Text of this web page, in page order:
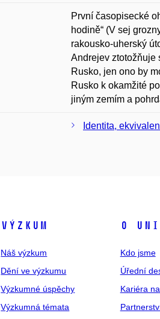
První časopisecké
hodině“ (V sej
rakousko-uherský
Andrejev ztotožňuje
Rusko, jen ono by
Rusko k okamžité
jiným zemím a
Identita,
Výzkum
Náš výzkum
Dění ve výzkumu
Výzkumné úspěchy
Výzkumná témata
O
Kdo jsme
Úřední
Kariéra